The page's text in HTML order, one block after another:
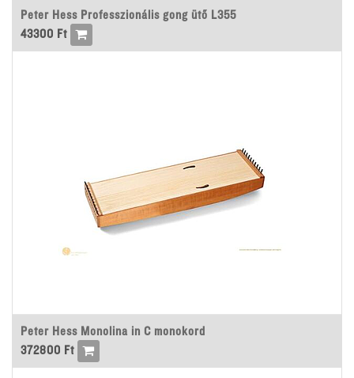
Peter Hess Professzionális gong ütő L355
43300 Ft
Peter Hess Monolina in C monokord
372800 Ft